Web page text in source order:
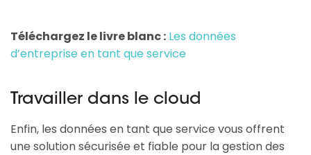
Téléchargez le livre blanc : Les données
d’entreprise en tant que service
Travailler dans le cloud
Enfin, les données en tant que service vous offrent
une solution sécurisée et fiable pour la gestion des